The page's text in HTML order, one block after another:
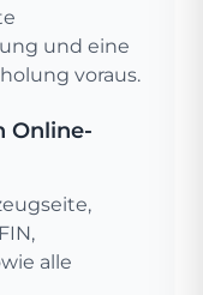
und eine
voraus.
Online-
alle